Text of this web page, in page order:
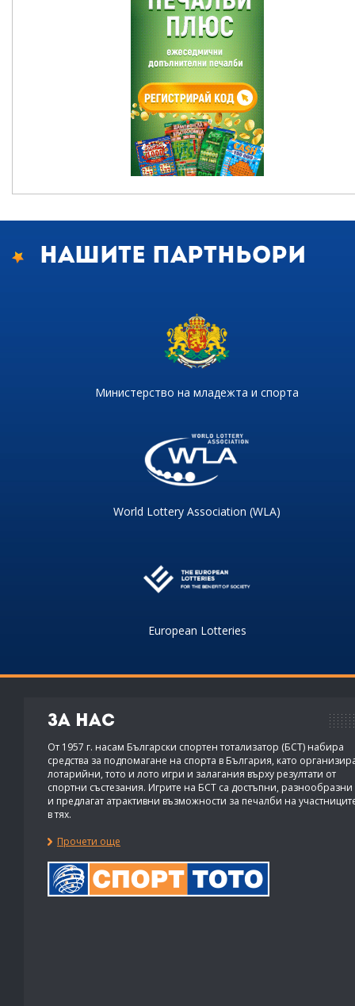
Нашите партньори
Министерство на младежта и спорта
World Lottery Association (WLA)
European Lotteries
За нас
От 1957 г. насам Български спортен тотализатор (БСТ) набира
средства за подпомагане на спорта в България, като
лотарийни, тото и лото игри и залагания върху резултати от
спортни състезания. Игрите на БСТ са достъпни, разнообразни
и предлагат атрактивни възможности за печалби на
в тях.
Прочети още